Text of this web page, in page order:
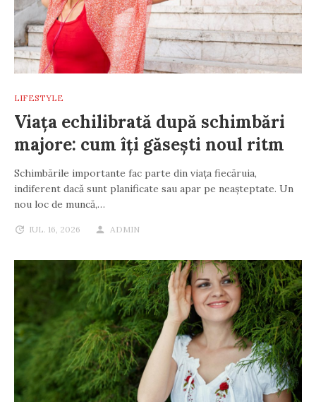
LIFESTYLE
Viața echilibrată după schimbări
majore: cum îți găsești noul ritm
Schimbările importante fac parte din viața fiecăruia,
indiferent dacă sunt planificate sau apar pe neașteptate. Un
nou loc de muncă,…
IUL. 16, 2026 ADMIN